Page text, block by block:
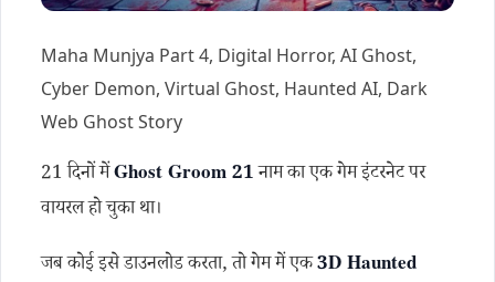
Maha Munjya Part 4, Digital Horror, AI Ghost,
Cyber Demon, Virtual Ghost, Haunted AI, Dark
Web Ghost Story
21 दिनों मेंGhost Groom 21नाम का एक गेम इंटरनेट पर
वायरल हो चुका था।
जब कोई इसे डाउनलोड करता, तो गेम में एक3D Haunted